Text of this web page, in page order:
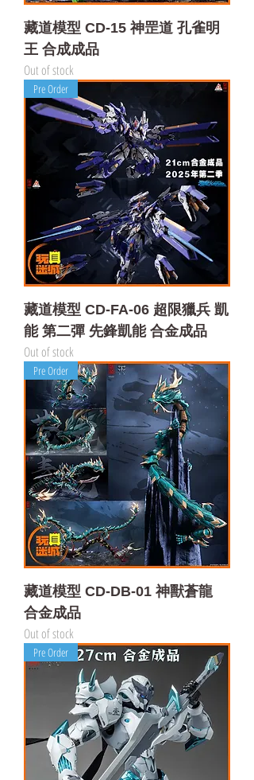
藏道模型 CD-15 神罡道 孔雀明
王 合成成品
Out of stock
Pre Order
藏道模型 CD-FA-06 超限獵兵 凱
能 第二彈 先鋒凱能 合金成品
Out of stock
Pre Order
藏道模型 CD-DB-01 神獸蒼龍
合金成品
Out of stock
Pre Order